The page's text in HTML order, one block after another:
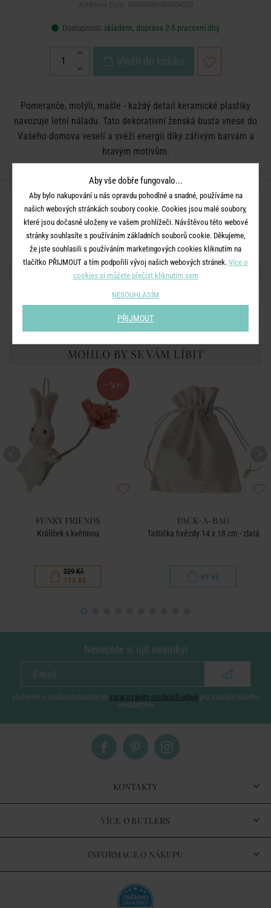
Dostupnost: skladem, doprava 2-5 pracovní dny
Vložit do košíku
Pomeranče, motýli, mašle - každý detail keramické plastiky
navozuje letní náladu. Tato dekorativní ženská busta vnese do
Vašeho domova veselí a svěží energii díky zářivým barvám a
hravým motivům.
DETAILY PRODUKTU
Rozměry:D 21 x Š 16 x V 37 cm
Materiál:kamenina
SDÍLEJTE S PŘÁTELI
MOHLO BY SE VÁM LÍBIT
-50 %
FUNKY FRIENDS
Králíček s květinou
229 Kč
115 Kč
PACK-A-BAG
Taštička hvězdy 14 x 18 cm - zlatá
49 Kč
Nenechte si ujít novinky!
vložením e-mailu souhlasíte se zpracováním osobních údajů pro zasílání našeho
newsletteru
KONTAKTY
VÍCE O BUTLERS
INFORMACE O NÁKUPU
Aby vše dobře fungovalo...
Aby bylo nakupování u nás opravdu pohodlné a snadné, používáme na
našich webových stránkách soubory cookie. Cookies jsou malé soubory,
které jsou dočasně uloženy ve vašem prohlížeči. Návštěvou této webové
stránky souhlasíte s používáním základních souborů cookie. Děkujeme,
že jste souhlasili s používáním marketingových cookies kliknutím na
tlačítko PŘIJMOUT a tím podpořili vývoj našich webových stránek. Více o
cookies si můžete přečíst kliknutím sem
NESOUHLASÍM
PŘIJMOUT